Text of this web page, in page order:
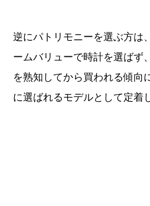
逆にパトリモニーを選ぶ方は
ームバリューで時計を選ばず
を熟知してから買われる傾向
に選ばれるモデルとして定着